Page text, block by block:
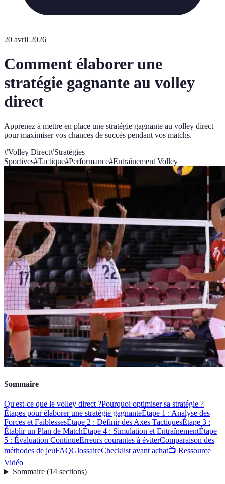
20 avril 2026
Comment élaborer une
stratégie gagnante au volley
direct
Apprenez à mettre en place une stratégie gagnante au volley direct
pour maximiser vos chances de succès pendant vos matchs.
#Volley Direct#Stratégies
Sportives#Tactique#Performance#Entraînement Volley
Sommaire
Qu'est-ce que le volley direct ?Pourquoi optimiser sa stratégie ?
Étapes pour élaborer une stratégie gagnanteÉtape 1 : Analyse des
Forces et FaiblessesÉtape 2 : Définir des Axes TactiquesÉtape 3 :
Établir un Plan de MatchÉtape 4 : Simulation et EntraînementÉtape
5 : Évaluation ContinueErreurs courantes à éviterComparaison des
méthodes de jeuFAQGlossaireChecklist avant achat📺 Ressource
Vidéo
Sommaire(14 sections)